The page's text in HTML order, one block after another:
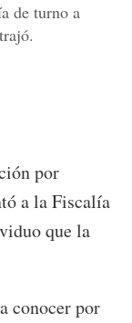
de turno a
por
a la Fiscalía
que la
conocer por